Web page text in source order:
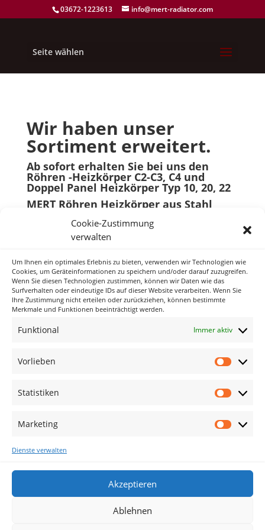
Cookie-Zustimmung
verwalten
Um Ihnen ein optimales Erlebnis zu bieten, verwenden wir Technologien wie
Cookies, um Geräteinformationen zu speichern und/oder darauf zuzugreifen.
Wenn Sie diesen Technologien zustimmen, können wir Daten wie das
Surfverhalten oder eindeutige IDs auf dieser Website verarbeiten. Wenn Sie
Ihre Zustimmung nicht erteilen oder zurückziehen, können bestimmte
Merkmale und Funktionen beeinträchtigt werden.
Funktional Immer aktiv
Vorlieben
Statistiken
Marketing
Dienste verwalten
Akzeptieren
Ablehnen
03672-1223613 info@mert-radiator.com
Seite wählen
Wir haben unser
Sortiment erweitert.
Ab sofort erhalten Sie bei uns den
Röhren -Heizkörper C2-C3, C4 und
Doppel Panel Heizkörper Typ 10, 20, 22
MERT Röhren Heizkörper aus Stahl
Die technischen Angaben und Informationen
Cookie-Richtlinie (EU)